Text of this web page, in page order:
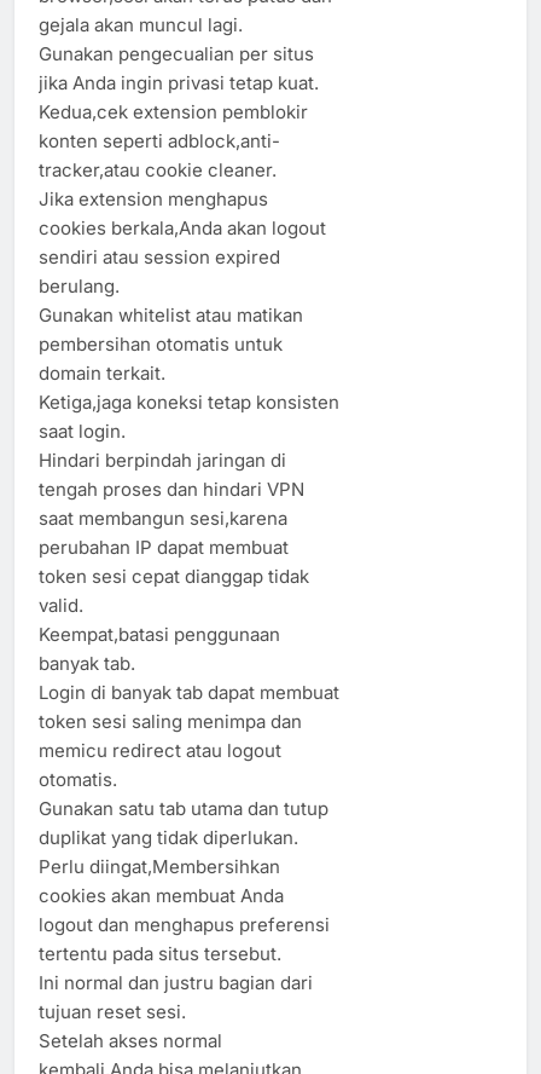
gejala akan muncul lagi.
Gunakan pengecualian per situs
jika Anda ingin privasi tetap kuat.
Kedua,cek extension pemblokir
konten seperti adblock,anti-
tracker,atau cookie cleaner.
Jika extension menghapus
cookies berkala,Anda akan logout
sendiri atau session expired
berulang.
Gunakan whitelist atau matikan
pembersihan otomatis untuk
domain terkait.
Ketiga,jaga koneksi tetap konsisten
saat login.
Hindari berpindah jaringan di
tengah proses dan hindari VPN
saat membangun sesi,karena
perubahan IP dapat membuat
token sesi cepat dianggap tidak
valid.
Keempat,batasi penggunaan
banyak tab.
Login di banyak tab dapat membuat
token sesi saling menimpa dan
memicu redirect atau logout
otomatis.
Gunakan satu tab utama dan tutup
duplikat yang tidak diperlukan.
Perlu diingat,Membersihkan
cookies akan membuat Anda
logout dan menghapus preferensi
tertentu pada situs tersebut.
Ini normal dan justru bagian dari
tujuan reset sesi.
Setelah akses normal